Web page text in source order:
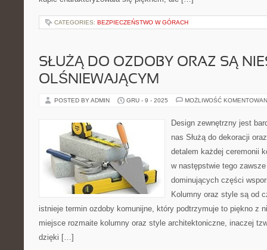
CATEGORIES: BEZPIECZEŃSTWO W GÓRACH
SŁUŻĄ DO OZDOBY ORAZ SĄ
OLŚNIEWAJĄCYM
POSTED BY ADMIN GRU - 9 - 2025 MOŻLIWOŚĆ
Design zewnętrzny jest
nas Służą do dekoracji
detalem każdej ceremonii
w następstwie tego
dominujących części
Kolumny oraz style są od
istnieje termin ozdoby komunijne, który podtrzymuje to piękno z
miejsce rozmaite kolumny oraz style architektoniczne, inaczej
dzięki […]